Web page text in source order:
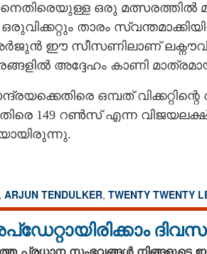
ഒരു
താരം
ഈ സീസണിലാണ്
അദ്ദേഹം കാണി
ഒമ്പത്
149 റൺസ് എന്ന
ARJUN TENDULKER, TWENTY TWENTY